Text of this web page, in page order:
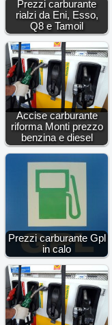
Prezzi carburante
rialzi da Eni, Esso,
Q8 e Tamoil
Accise carburante
riforma Monti prezzo
benzina e diesel
Prezzi carburante Gpl
in calo